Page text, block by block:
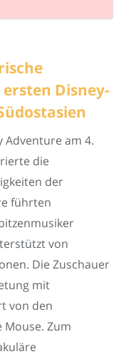
Disney-
Adventure am 4.
die
der
führten
von
Die Zuschauer
mit
von den
Zum